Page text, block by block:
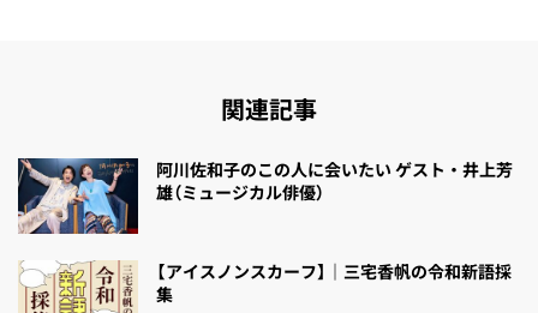
関連記事
阿川佐和子のこの人に会いたい ゲスト・井上芳
雄（ミュージカル俳優）
【アイスノンスカーフ】｜三宅香帆の令和新語採
集